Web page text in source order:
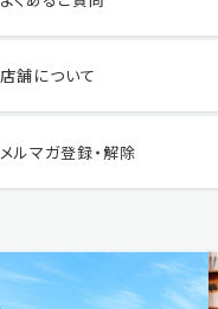
店舗について
メルマガ登録・解除